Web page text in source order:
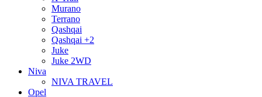
Murano
Terrano
Qashqai
Qashqai +2
Juke
Juke 2WD
Niva
NIVA TRAVEL
Opel